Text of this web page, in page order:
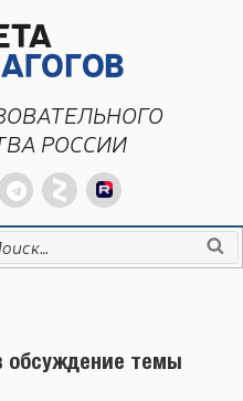
РОССИИ
обсуждение темы